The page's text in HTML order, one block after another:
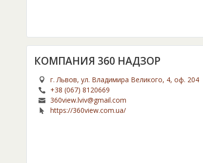
КОМПАНИЯ 360 НАДЗОР
г. Львов, ул. Владимира Великого, 4, оф. 204
+38 (067) 8120669
360view.lviv@gmail.com
https://360view.com.ua/